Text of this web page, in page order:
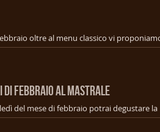
DI FEBBRAIO AL MASTRALE